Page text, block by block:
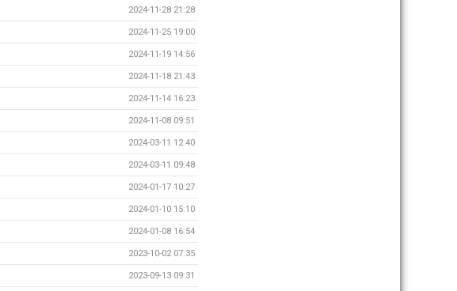
2024-11-28 21:28
2024-11-25 19:00
2024-11-19 14:56
2024-11-18 21:43
2024-11-14 16:23
2024-11-08 09:51
2024-03-11 12:40
2024-03-11 09:48
2024-01-17 10:27
2024-01-10 15:10
2024-01-08 16:54
2023-10-02 07:35
2023-09-13 09:31